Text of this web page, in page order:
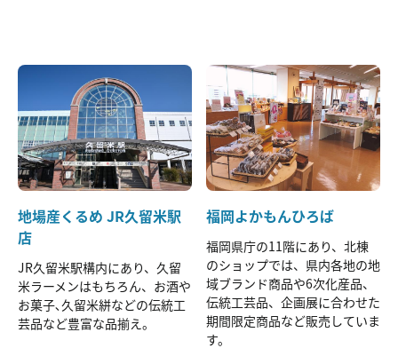
地場産くるめ JR久留米駅
店
JR久留米駅構内にあり、久留
米ラーメンはもちろん、お酒や
お菓子､久留米絣などの伝統工
芸品など豊富な品揃え。
福岡よかもんひろば
福岡県庁の11階にあり、北棟
のショップでは、県内各地の地
域ブランド商品や6次化産品、
伝統工芸品、企画展に合わせた
期間限定商品など販売していま
す。